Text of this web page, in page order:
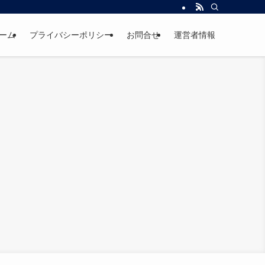
ム プライバシーポリシー お問合せ 運営者情報